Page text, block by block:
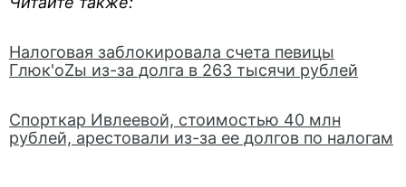
Налоговая заблокировала счета певицы
Глюк'оZы из-за долга в 263 тысячи рублей
Спорткар Ивлеевой, стоимостью 40 млн
рублей, арестовали из-за ее долгов по налогам